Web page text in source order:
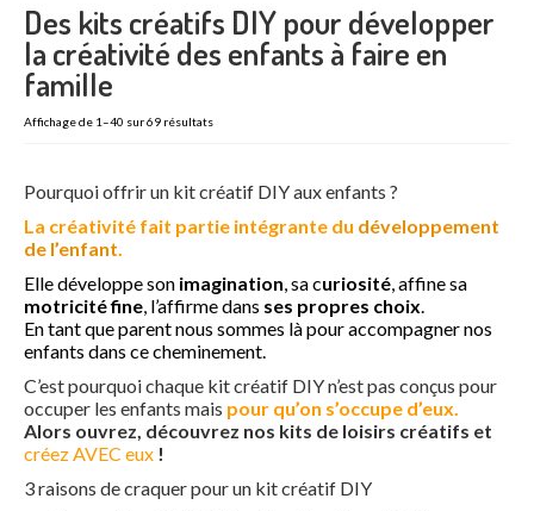
Anniversaire
Enterrement vie de jeune fille – EVJF
Mariage
Maquillage enfant
Formation maquillage enfant
Professionnel
Animations commerciales
Team building
Des kits créatifs DIY pour développer
la créativité des enfants à faire en
famille
Affichage de 1–40 sur 69 résultats
Pourquoi offrir un kit créatif DIY aux enfants ?
La créativité fait partie intégrante du développement
de l’enfant.
Elle développe son imagination, sa curiosité, affine sa
motricité fine, l’affirme dans ses propres choix.
En tant que parent nous sommes là pour accompagner nos
enfants dans ce cheminement.
C’est pourquoi chaque kit créatif DIY n’est pas conçus pour
occuper les enfants mais pour qu’on s’occupe d’eux.
Alors ouvrez, découvrez nos kits de loisirs créatifs et
créez AVEC eux !
3 raisons de craquer pour un kit créatif DIY